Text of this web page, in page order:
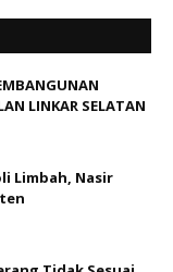
LINKAR SELATAN
Limbah, Nasir